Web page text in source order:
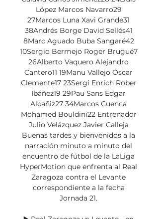
López Marcos Navarro29
27Marcos Luna Xavi Grande31
38Andrés Borge David Sellés41
8Marc Aguado Buba Sangaré42
10Sergio Bermejo Roger Brugué7
26Alberto Vaquero Alejandro
Cantero11 19Manu Vallejo Óscar
Clemente17 23Sergi Enrich Rober
Ibáñez19 29Pau Sans Edgar
Alcañiz27 34Marcos Cuenca
Mohamed Bouldini22 Entrenador
Julio Velázquez Javier Calleja
Buenas tardes y bienvenidos a la
narración minuto a minuto del
encuentro de fútbol de la LaLiga
HyperMotion que enfrenta al Real
Zaragoza contra el Levante
correspondiente a la fecha
Jornada 21.